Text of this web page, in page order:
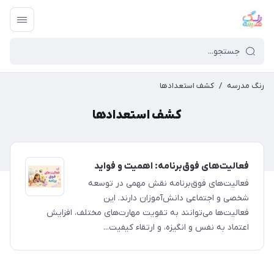
رنگ مدرسه / کشف استعدادها
کشف استعدادها
فعالیت‌های فوق‌برنامه: اهمیت و فواید
فعالیت‌های فوق‌برنامه نقش مهمی در توسعه
شخصی و اجتماعی دانش‌آموزان دارند. این
فعالیت‌ها می‌توانند به تقویت مهارت‌های مختلف، افزایش
اعتماد به نفس و انگیزه، و ارتقاء کیفیت...